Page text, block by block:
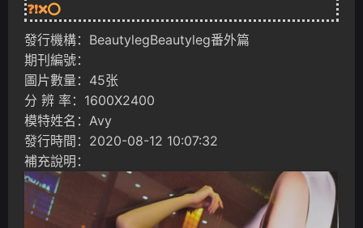
❓❗❌⭕
發行機構：BeautylegBeautyleg番外篇
期刊編號：
圖片數量：45张
分 辨 率：1600X2400
模特姓名：Avy
發行時間：2020-08-12 10:07:32
補充說明：